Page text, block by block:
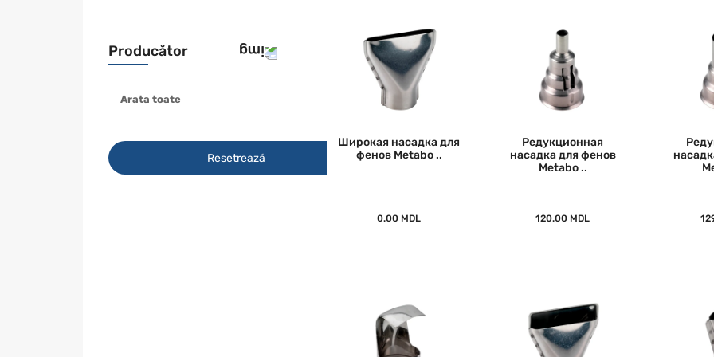
Producător
BOSCH
Arata toate
Resetrează
Широкая насадка для
фенов Metabo ..
0.00 MDL
Редукционная
насадка для фенов
Metabo ..
120.00 MDL